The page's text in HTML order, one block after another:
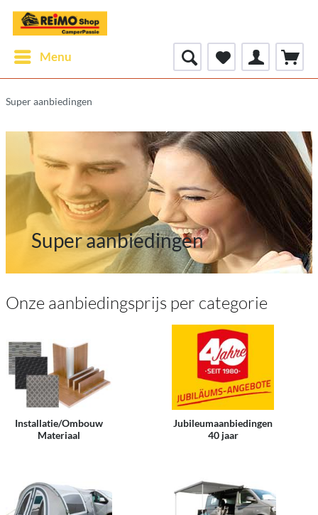
Menu
Super aanbiedingen
Super aanbiedingen
Onze aanbiedingsprijs per categorie
Installatie/Ombouw
Materiaal
Jubileumaanbiedingen
40 jaar